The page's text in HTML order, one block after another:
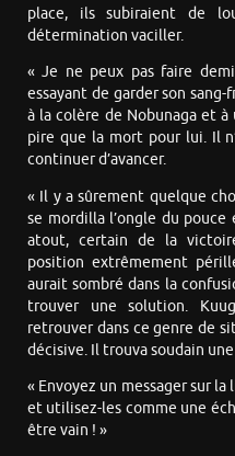
place, ils subiraient de
détermination vaciller.
« Je ne peux pas faire
essayant de garder son
à la colère de Nobunaga et
pire que la mort pour lui. Il
continuer d’avancer.
« Il y a sûrement quelque
se mordilla l’ongle du
atout, certain de la
position extrêmement
aurait sombré dans la
trouver une solution.
retrouver dans ce genre de
décisive. Il trouva soudain
« Envoyez un messager sur
et utilisez-les comme une
être vain ! »